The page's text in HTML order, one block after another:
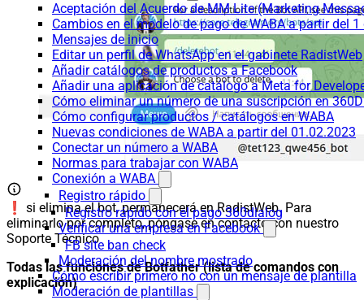
Aceptación del Acuerdo de MM Lite (Marketing
Cambios en el modelo de pago de WABA a partir del
Mensajes de inicio
Editar un perfil de WhatsApp en el gabinete RadistWeb
Añadir catálogos de productos a Facebook
Añadir una aplicación de catálogo a Meta for
Cómo eliminar un número de una suscripción en
Cómo configurar productos / catálogos en WABA
Nuevas condiciones de WABA a partir del 01.02.2023
Conectar un número a WABA
Normas para trabajar con WABA
Conexión a WABA
Registro rápido
Registro rápido con el pago 360dialog
Verificar una empresa en Facebook
FB site ban check
Moderación del nombre mostrado
Cómo escribir primero no con un mensaje de plantilla
Moderación de plantillas
❗ si elimina el bot, permanecerá en RadistWeb. Para
eliminarlo por completo, póngase en contacto con nuestro
Soporte Técnico
Todas las funciones de Botfather (lista de comandos con
explicación)